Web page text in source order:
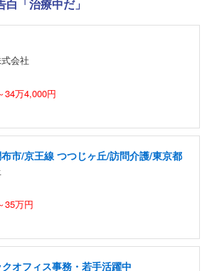
「治療中だ」
会社
34万4,000円
市/京王線 つつじヶ丘/訪問介護/東京都
35万円
オフィス事務・若手活躍中